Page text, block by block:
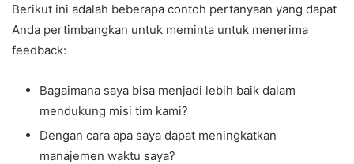
Berikut ini adalah beberapa contoh pertanyaan yang dapat
Anda pertimbangkan untuk meminta untuk menerima
feedback:
Bagaimana saya bisa menjadi lebih baik dalam
mendukung misi tim kami?
Dengan cara apa saya dapat meningkatkan
manajemen waktu saya?